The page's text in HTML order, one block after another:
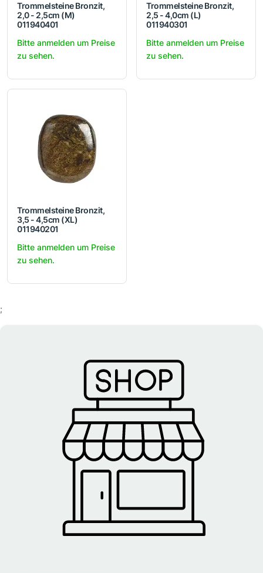
Trommelsteine Bronzit,
2,0 - 2,5cm (M)
011940401
Bitte anmelden um Preise
zu sehen.
Trommelsteine Bronzit,
2,5 - 4,0cm (L)
011940301
Bitte anmelden um Preise
zu sehen.
Trommelsteine Bronzit,
3,5 - 4,5cm (XL)
011940201
Bitte anmelden um Preise
zu sehen.
;